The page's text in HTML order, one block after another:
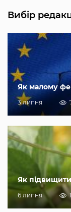
Вибір
Як малому
3 липня
Як підвищити
6 липня